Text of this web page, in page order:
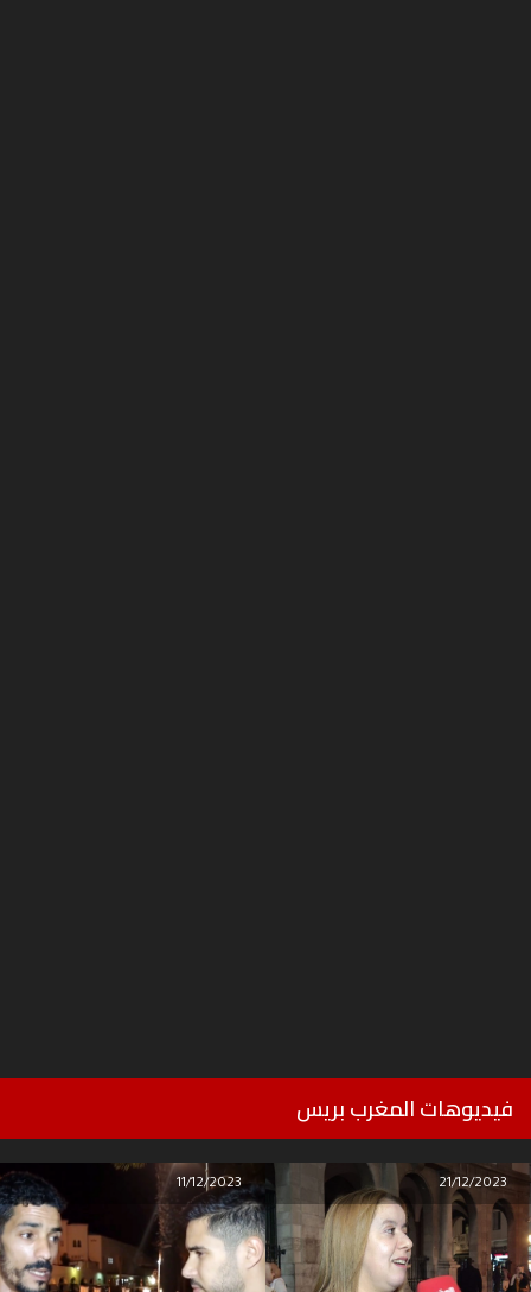
فيديوهات المغرب بريس
21/12/2023
11/12/2023